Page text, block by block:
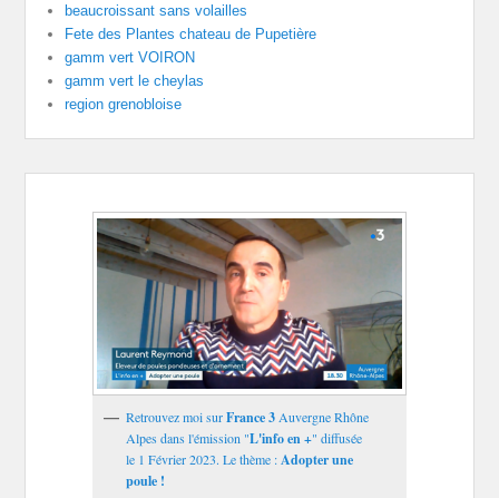
beaucroissant sans volailles
Fete des Plantes chateau de Pupetière
gamm vert VOIRON
gamm vert le cheylas
region grenobloise
Retrouvez moi surFrance 3 Auvergne Rhône
Alpes dans l'émission "L'info en +" diffusée
le 1 Février 2023. Le thème : Adopter une
poule !